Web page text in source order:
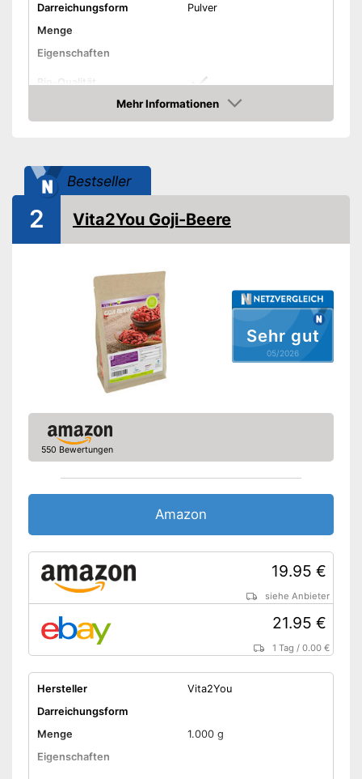
Darreichungsform
Pulver
Menge
Eigenschaften
Bio-Qualität
Mehr Informationen
Amazon
Bestseller
Sehr gut
05/2026
2 Vita2You Goji-Beere
550 Bewertungen
Amazon
19.95 €
siehe Anbieter
21.95 €
1 Tag /0.00 €
Hersteller
Vita2You
Darreichungsform
Menge
1.000 g
Eigenschaften